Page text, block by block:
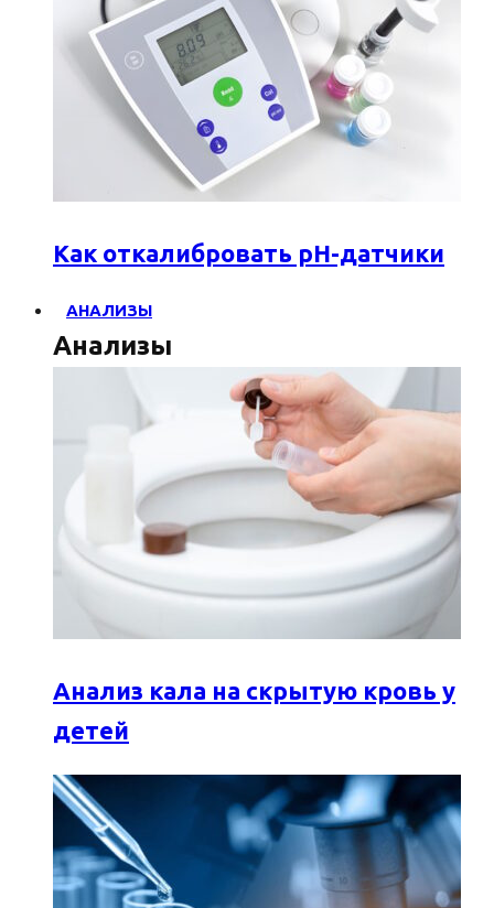
Как откалибровать pH-датчики
АНАЛИЗЫ
Анализы
Анализ кала на скрытую кровь у
детей